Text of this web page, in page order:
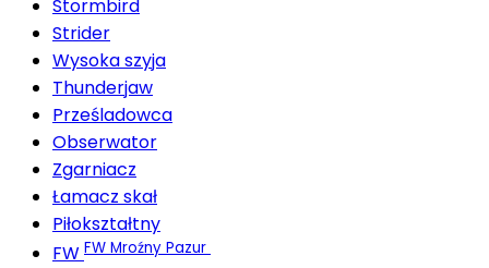
Stormbird
Strider
Wysoka szyja
Thunderjaw
Prześladowca
Obserwator
Zgarniacz
Łamacz skał
Piłokształtny
FW FW Mroźny Pazur